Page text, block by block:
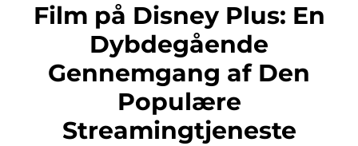
Film på Disney Plus: En
Dybdegående
Gennemgang af Den
Populære
Streamingtjeneste